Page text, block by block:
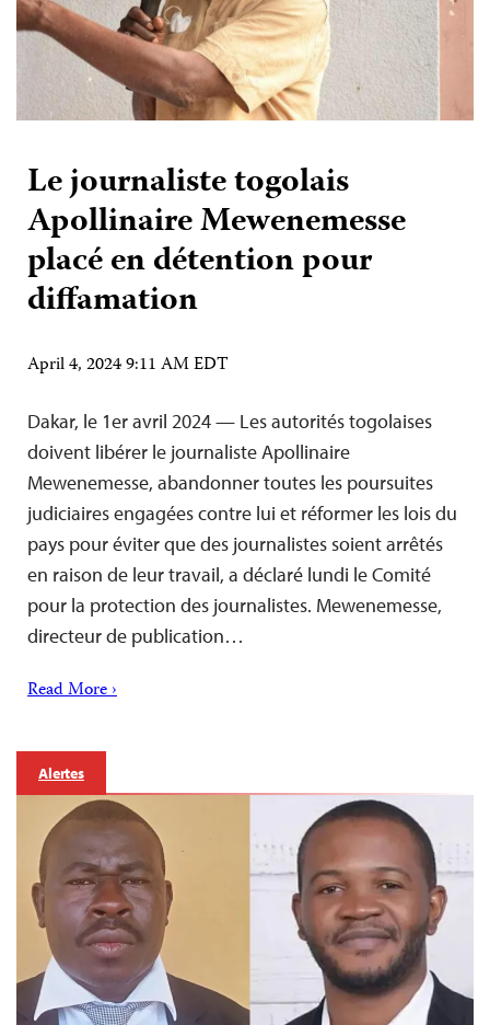
Le journaliste togolais
Apollinaire Mewenemesse
placé en détention pour
diffamation
April 4, 2024 9:11 AM EDT
Dakar, le 1er avril 2024 — Les autorités togolaises
doivent libérer le journaliste Apollinaire
Mewenemesse, abandonner toutes les poursuites
judiciaires engagées contre lui et réformer les lois du
pays pour éviter que des journalistes soient arrêtés
en raison de leur travail, a déclaré lundi le Comité
pour la protection des journalistes. Mewenemesse,
directeur de publication…
Read More ›
Alertes